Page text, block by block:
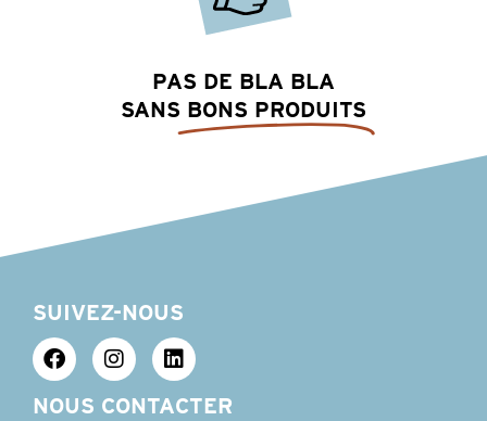
PAS DE BLA BLA
SANS BONS PRODUITS
SUIVEZ-NOUS
NOUS CONTACTER